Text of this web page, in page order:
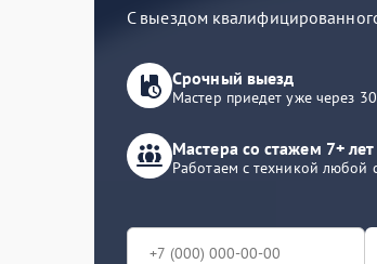
С выездом
Срочный выезд
Мастер приедет уже через
Мастера со стажем 7+ лет
Работаем с техникой любой